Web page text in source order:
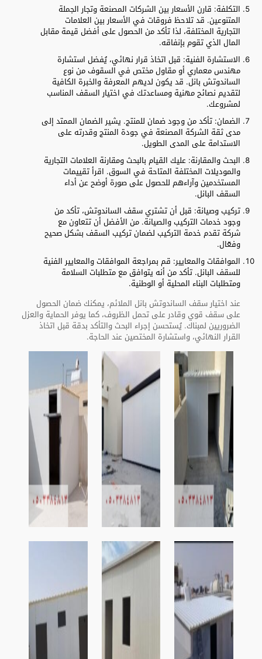
التكلفة: قارن الأسعار بين الشركات المصنعة وتجار الجملة
المتنوعين. قد تلاحظ فروقات في الأسعار بين العلامات
التجارية المختلفة، لذا تأكد من الحصول على أفضل قيمة مقابل
المال الذي تقوم بإنفاقه.
الاستشارة الفنية: قبل اتخاذ قرار نهائي، يُفضل استشارة
مهندس معماري أو مقاول مختص في السقوف من نوع
الساندوتش بانل. قد يكون لديهم المعرفة والخبرة الكافية
لتقديم نصائح مهنية ومساعدتك في اختيار السقف المناسب
لمشروعك.
الضمان: تأكد من وجود ضمان للمنتج. يشير الضمان الممتد إلى
مدى ثقة الشركة المصنعة في جودة المنتج وقدرته على
الاستدامة على المدى الطويل.
البحث والمقارنة: عليك القيام بالبحث ومقارنة العلامات التجارية
والموديلات المختلفة المتاحة في السوق. اقرأ تقييمات
المستخدمين وآراءهم للحصول على صورة أوضح عن أداء
السقف البانل.
تركيب وصيانة: قبل أن تشتري سقف الساندوتش، تأكد من
وجود خدمات التركيب والصيانة. من الأفضل أن تتعاون مع
شركة تقدم خدمة التركيب لضمان تركيب السقف بشكل صحيح
وفعّال.
الموافقات والمعايير: قم بمراجعة الموافقات والمعايير الفنية
للسقف البانل. تأكد من أنه يتوافق مع متطلبات السلامة
ومتطلبات البناء المحلية أو الوطنية.
عند اختيار سقف الساندوتش بانل الملائم، يمكنك ضمان الحصول
على سقف قوي وقادر على تحمل الظروف، كما يوفر الحماية والعزل
الضروريين لمبناك. يُستحسن إجراء البحث والتأكد بدقة قبل اتخاذ
القرار النهائي، واستشارة المختصين عند الحاجة.